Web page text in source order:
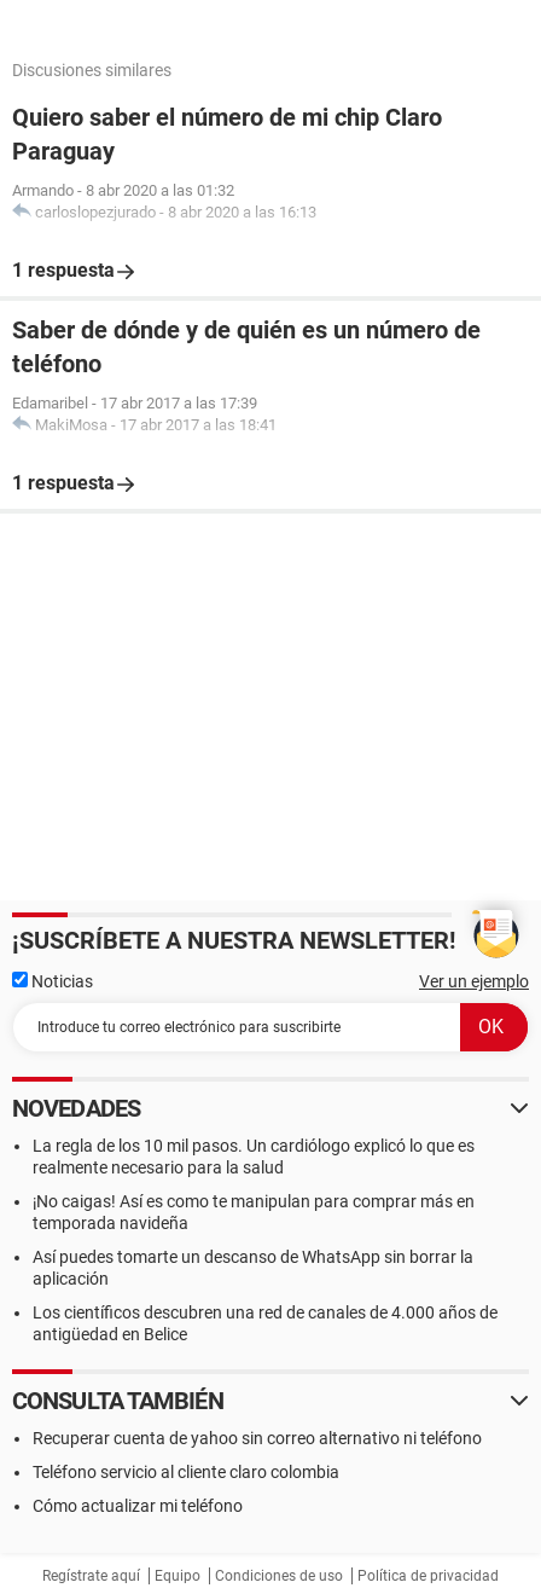
Discusiones similares
Quiero saber el número de mi chip Claro
Paraguay
Armando - 8 abr 2020 a las 01:32
carloslopezjurado - 8 abr 2020 a las 16:13
1 respuesta
Saber de dónde y de quién es un número de
teléfono
Edamaribel - 17 abr 2017 a las 17:39
MakiMosa - 17 abr 2017 a las 18:41
1 respuesta
¡SUSCRÍBETE A NUESTRA NEWSLETTER!
Noticias Ver un ejemplo
NOVEDADES
La regla de los 10 mil pasos. Un cardiólogo explicó lo que es
realmente necesario para la salud
¡No caigas! Así es como te manipulan para comprar más en
temporada navideña
Así puedes tomarte un descanso de WhatsApp sin borrar la
aplicación
Los científicos descubren una red de canales de 4.000 años de
antigüedad en Belice
CONSULTA TAMBIÉN
Recuperar cuenta de yahoo sin correo alternativo ni teléfono
Teléfono servicio al cliente claro colombia
Cómo actualizar mi teléfono
Regístrate aquí Equipo Condiciones de uso Política de privacidad